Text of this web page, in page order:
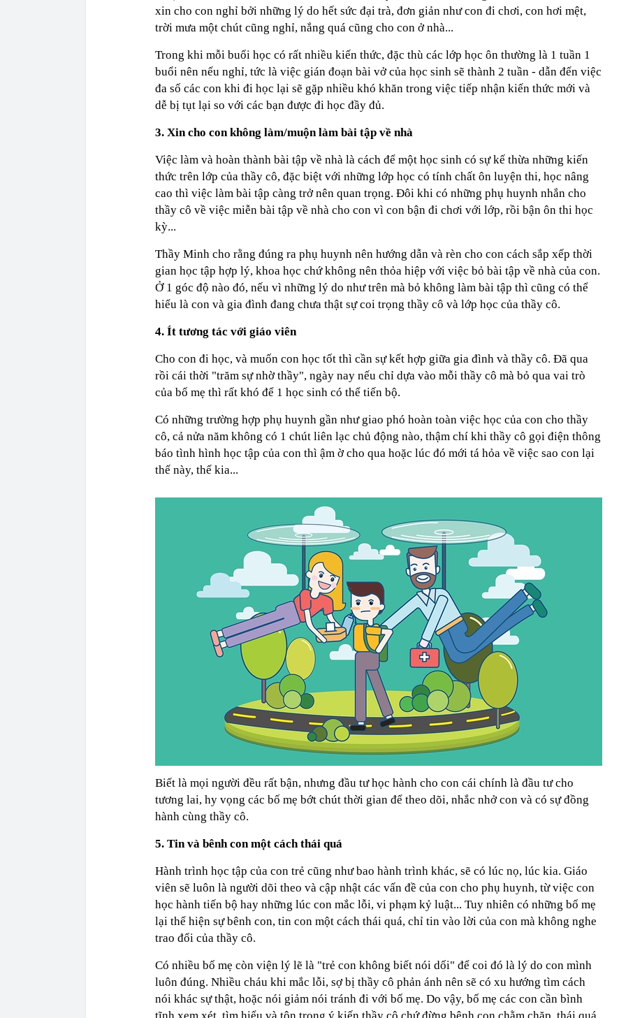
xin cho con nghỉ bởi những lý do hết sức đại trà, đơn giản như con đi chơi, con hơi mệt,
trời mưa một chút cũng nghỉ, nắng quá cũng cho con ở nhà...
Trong khi mỗi buổi học có rất nhiều kiến thức, đặc thù các lớp học ôn thường là 1 tuần 1
buổi nên nếu nghỉ, tức là việc gián đoạn bài vở của học sinh sẽ thành 2 tuần - dẫn đến việc
đa số các con khi đi học lại sẽ gặp nhiều khó khăn trong việc tiếp nhận kiến thức mới và
dễ bị tụt lại so với các bạn được đi học đầy đủ.
3. Xin cho con không làm/muộn làm bài tập về nhà
Việc làm và hoàn thành bài tập về nhà là cách để một học sinh có sự kế thừa những kiến
thức trên lớp của thầy cô, đặc biệt với những lớp học có tính chất ôn luyện thi, học nâng
cao thì việc làm bài tập càng trở nên quan trọng. Đôi khi có những phụ huynh nhắn cho
thầy cô về việc miễn bài tập về nhà cho con vì con bận đi chơi với lớp, rồi bận ôn thi học
kỳ...
Thầy Minh cho rằng đúng ra phụ huynh nên hướng dẫn và rèn cho con cách sắp xếp thời
gian học tập hợp lý, khoa học chứ không nên thỏa hiệp với việc bỏ bài tập về nhà của con.
Ở 1 góc độ nào đó, nếu vì những lý do như trên mà bỏ không làm bài tập thì cũng có thể
hiểu là con và gia đình đang chưa thật sự coi trọng thầy cô và lớp học của thầy cô.
4. Ít tương tác với giáo viên
Cho con đi học, và muốn con học tốt thì cần sự kết hợp giữa gia đình và thầy cô. Đã qua
rồi cái thời "trăm sự nhờ thầy", ngày nay nếu chỉ dựa vào mỗi thầy cô mà bỏ qua vai trò
của bố mẹ thì rất khó để 1 học sinh có thể tiến bộ.
Có những trường hợp phụ huynh gần như giao phó hoàn toàn việc học của con cho thầy
cô, cả nửa năm không có 1 chút liên lạc chủ động nào, thậm chí khi thầy cô gọi điện thông
báo tình hình học tập của con thì ậm ờ cho qua hoặc lúc đó mới tá hỏa về việc sao con lại
thế này, thế kia...
Biết là mọi người đều rất bận, nhưng đầu tư học hành cho con cái chính là đầu tư cho
tương lai, hy vọng các bố mẹ bớt chút thời gian để theo dõi, nhắc nhở con và có sự đồng
hành cùng thầy cô.
5. Tin và bênh con một cách thái quá
Hành trình học tập của con trẻ cũng như bao hành trình khác, sẽ có lúc nọ, lúc kia. Giáo
viên sẽ luôn là người dõi theo và cập nhật các vấn đề của con cho phụ huynh, từ việc con
học hành tiến bộ hay những lúc con mắc lỗi, vi phạm kỷ luật... Tuy nhiên có những bố mẹ
lại thể hiện sự bênh con, tin con một cách thái quá, chỉ tin vào lời của con mà không nghe
trao đổi của thầy cô.
Có nhiều bố mẹ còn viện lý lẽ là "trẻ con không biết nói dối" để coi đó là lý do con mình
luôn đúng. Nhiều cháu khi mắc lỗi, sợ bị thầy cô phản ánh nên sẽ có xu hướng tìm cách
nói khác sự thật, hoặc nói giảm nói tránh đi với bố mẹ. Do vậy, bố mẹ các con cần bình